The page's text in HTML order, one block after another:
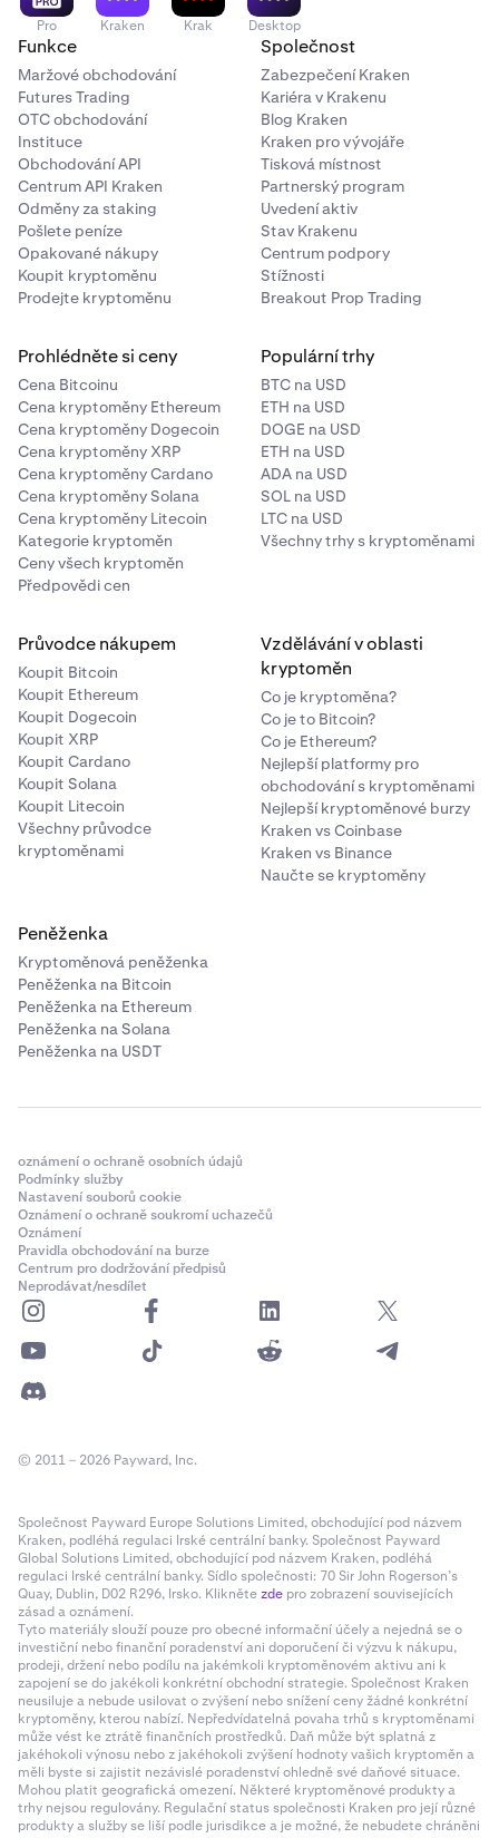
Pro Kraken Krak Desktop
Funkce
Maržové obchodování
Futures Trading
OTC obchodování
Instituce
Obchodování API
Centrum API Kraken
Odměny za staking
Pošlete peníze
Opakované nákupy
Koupit kryptoměnu
Prodejte kryptoměnu
Společnost
Zabezpečení Kraken
Kariéra v Krakenu
Blog Kraken
Kraken pro vývojáře
Tisková místnost
Partnerský program
Uvedení aktiv
Stav Krakenu
Centrum podpory
Stížnosti
Breakout Prop Trading
Prohlédněte si ceny
Cena Bitcoinu
Cena kryptoměny Ethereum
Cena kryptoměny Dogecoin
Cena kryptoměny XRP
Cena kryptoměny Cardano
Cena kryptoměny Solana
Cena kryptoměny Litecoin
Kategorie kryptoměn
Ceny všech kryptoměn
Předpovědi cen
Populární trhy
BTC na USD
ETH na USD
DOGE na USD
ETH na USD
ADA na USD
SOL na USD
LTC na USD
Všechny trhy s kryptoměnami
Průvodce nákupem
Koupit Bitcoin
Koupit Ethereum
Koupit Dogecoin
Koupit XRP
Koupit Cardano
Koupit Solana
Koupit Litecoin
Všechny průvodce
kryptoměnami
Vzdělávání v oblasti
kryptoměn
Co je kryptoměna?
Co je to Bitcoin?
Co je Ethereum?
Nejlepší platformy pro
obchodování s kryptoměnami
Nejlepší kryptoměnové burzy
Kraken vs Coinbase
Kraken vs Binance
Naučte se kryptoměny
Peněženka
Kryptoměnová peněženka
Peněženka na Bitcoin
Peněženka na Ethereum
Peněženka na Solana
Peněženka na USDT
oznámení o ochraně osobních údajů
Podmínky služby
Nastavení souborů cookie
Oznámení o ochraně soukromí uchazečů
Oznámení
Pravidla obchodování na burze
Centrum pro dodržování předpisů
Neprodávat/nesdílet
© 2011 – 2026 Payward, Inc.
Společnost Payward Europe Solutions Limited, obchodující pod názvem
Kraken, podléhá regulaci Irské centrální banky. Společnost Payward
Global Solutions Limited, obchodující pod názvem Kraken, podléhá
regulaci Irské centrální banky. Sídlo společnosti: 70 Sir John Rogerson’s
Quay, Dublin, D02 R296, Irsko. Kliknětezde pro zobrazení souvisejících
zásad a oznámení.
Tyto materiály slouží pouze pro obecné informační účely a nejedná se o
investiční nebo finanční poradenství ani doporučení či výzvu k nákupu,
prodeji, držení nebo podílu na jakémkoli kryptoměnovém aktivu ani k
zapojení se do jakékoli konkrétní obchodní strategie. Společnost Kraken
neusiluje a nebude usilovat o zvýšení nebo snížení ceny žádné konkrétní
kryptoměny, kterou nabízí. Nepředvídatelná povaha trhů s kryptoměnami
může vést ke ztrátě finančních prostředků. Daň může být splatná z
jakéhokoli výnosu nebo z jakéhokoli zvýšení hodnoty vašich kryptoměn a
měli byste si zajistit nezávislé poradenství ohledně své daňové situace.
Mohou platit geografická omezení. Některé kryptoměnové produkty a
trhy nejsou regulovány. Regulační status společnosti Kraken pro její různé
produkty a služby se liší podle jurisdikce a je možné, že nebudete chráněni